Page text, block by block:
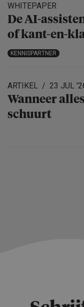
WHITEPAPER
De AI-
of kant-en-
KENNISPARTNER
ARTIKEL 23 JUL
Wanneer
schuurt